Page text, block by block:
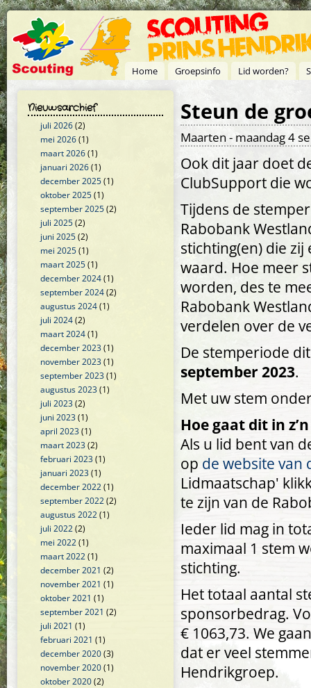
Overslaan en naar de inhoud gaan
Home Groepsinfo Lid worden?
Nieuwsarchief
juli 2026(2)
mei 2026(1)
maart 2026(1)
januari 2026(1)
december 2025(1)
oktober 2025(1)
september 2025(2)
juli 2025(2)
juni 2025(2)
mei 2025(1)
maart 2025(1)
december 2024(1)
september 2024(2)
augustus 2024(1)
juli 2024(2)
maart 2024(1)
december 2023(1)
november 2023(1)
september 2023(1)
augustus 2023(1)
juli 2023(2)
juni 2023(1)
april 2023(1)
maart 2023(2)
februari 2023(1)
januari 2023(1)
december 2022(1)
september 2022(2)
augustus 2022(1)
juli 2022(2)
mei 2022(1)
maart 2022(1)
december 2021 (2)
november 2021 (1)
oktober 2021 (1)
september 2021 (2)
juli 2021 (1)
februari 2021 (1)
december 2020(3)
november 2020(1)
oktober 2020(2)
Steun de
Maarten - maandag 4
Ook dit jaar doet
ClubSupport die
Tijdens de
Rabobank
stichting(en) die
waard. Hoe meer
worden, des te
Rabobank
verdelen over de
De stemperiode
september 2023.
Met uw stem
Hoe gaat dit in
Als u lid bent van
op de website van
Lidmaatschap'
te zijn van de
Ieder lid mag in
maximaal 1 stem
stichting.
Het totaal aantal
sponsorbedrag.
€ 1063,73. We
dat er veel
Hendrikgroep.